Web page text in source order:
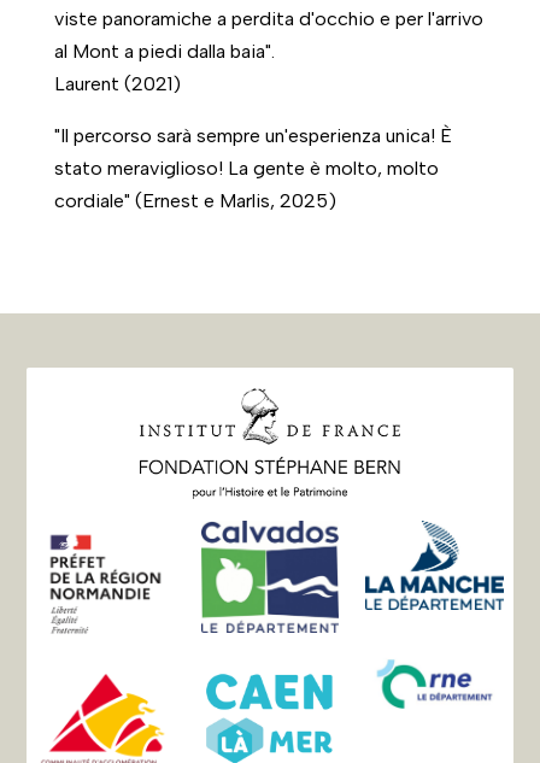
viste panoramiche a perdita d'occhio e per l'arrivo
al Mont a piedi dalla baia".
Laurent (2021)
"Il percorso sarà sempre un'esperienza unica! È
stato meraviglioso! La gente è molto, molto
cordiale" (Ernest e Marlis, 2025)